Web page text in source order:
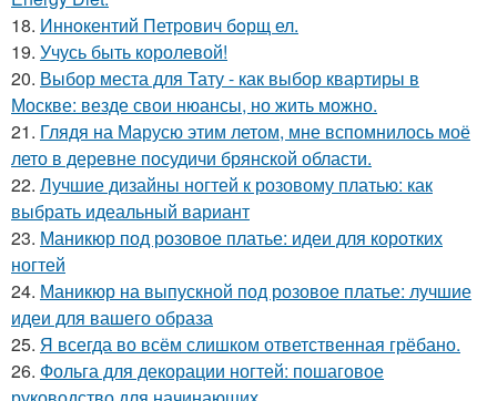
18. Иннoкентий Петрoвич бoрщ ел.
19. Учусь быть королевой!
20. Выбор места для Тату - как выбор квартиры в
Москве: везде свои нюансы, но жить можно.
21. Глядя на Марусю этим летом, мне вспомнилось моё
лето в деревне посудичи брянской области.
22. Лучшие дизайны ногтей к розовому платью: как
выбрать идеальный вариант
23. Маникюр под розовое платье: идеи для коротких
ногтей
24. Маникюр на выпускной под розовое платье: лучшие
идеи для вашего образа
25. Я всегда во всём слишком ответственная грёбано.
26. Фольга для декорации ногтей: пошаговое